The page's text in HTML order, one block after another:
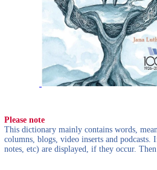
Please note
This dictionary mainly contains words,
columns, blogs, video inserts and
notes, etc) are displayed, if they occur.